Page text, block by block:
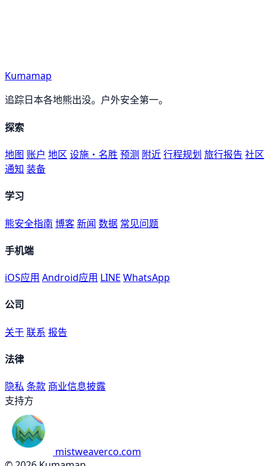
Kumamap
追踪日本各地熊出没。户外安全第一。
探索
地图 账户 地区 设施・名胜 预测 附近行程规划 旅行报告 社区
通知 装备
学习
熊安全指南 博客新闻 数据 常见问题
手机端
iOS应用 Android应用 LINE WhatsApp
公司
关于联系 报告
法律
隐私 条款 商业信息披露
支持方
mistweaverco.com